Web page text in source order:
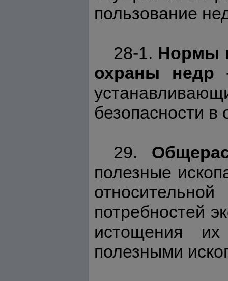
пользование
28-1. Нормы
охраны недр
безопасности в
29.
полезные
потребностей
истощения
полезными